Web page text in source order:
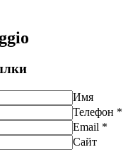
Имя
Телефон *
Email *
Сайт